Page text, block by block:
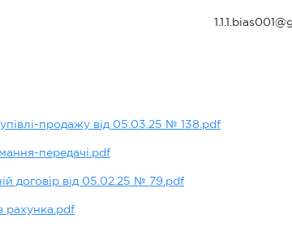
продажу від 05.03.25 № 138.pdf
передачі.pdf
договір від 05.02.25 № 79.pdf
рахунка.pdf